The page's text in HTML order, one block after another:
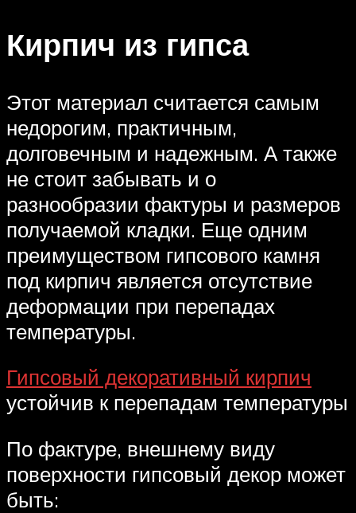
Кирпич из гипса
Этот материал считается самым
недорогим, практичным,
долговечным и надежным. А также
не стоит забывать и о
разнообразии фактуры и размеров
получаемой кладки. Еще одним
преимуществом гипсового камня
под кирпич является отсутствие
деформации при перепадах
температуры.
Гипсовый декоративный кирпич
устойчив к перепадам температуры
По фактуре, внешнему виду
поверхности гипсовый декор может
быть: